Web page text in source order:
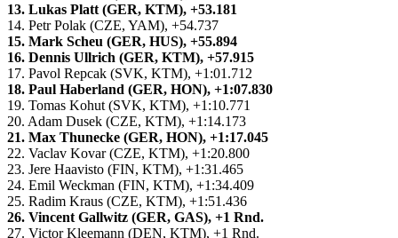
13. Lukas Platt (GER, KTM), +53.181
14. Petr Polak (CZE, YAM), +54.737
15. Mark Scheu (GER, HUS), +55.894
16. Dennis Ullrich (GER, KTM), +57.915
17. Pavol Repcak (SVK, KTM), +1:01.712
18. Paul Haberland (GER, HON), +1:07.830
19. Tomas Kohut (SVK, KTM), +1:10.771
20. Adam Dusek (CZE, KTM), +1:14.173
21. Max Thunecke (GER, HON), +1:17.045
22. Vaclav Kovar (CZE, KTM), +1:20.800
23. Jere Haavisto (FIN, KTM), +1:31.465
24. Emil Weckman (FIN, KTM), +1:34.409
25. Radim Kraus (CZE, KTM), +1:51.436
26. Vincent Gallwitz (GER, GAS), +1 Rnd.
27. Victor Kleemann (DEN, KTM), +1 Rnd.